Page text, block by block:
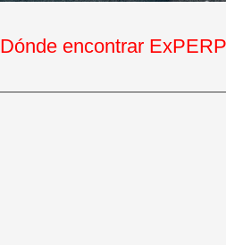
Dónde encontrar